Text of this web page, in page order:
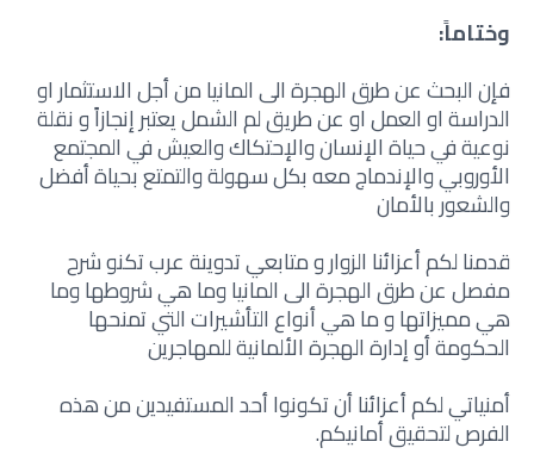
وختاماً:
فإن البحث عن طرق الهجرة الى المانيا من أجل الاستثمار او
الدراسة او العمل او عن طريق لم الشمل يعتبر إنجازاً و نقلة
نوعية في حياة الإنسان والإحتكاك والعيش في المجتمع
الأوروبي والإندماج معه بكل سهولة والتمتع بحياة أفضل
والشعور بالأمان
قدمنا لكم أعزائنا الزوار و متابعي تدوينة عرب تكنو شرح
مفصل عن طرق الهجرة الى المانيا وما هي شروطها وما
هي مميزاتها و ما هي أنواع التأشيرات التي تمنحها
الحكومة أو إدارة الهجرة الألمانية للمهاجرين
أمنياتي لكم أعزائنا أن تكونوا أحد المستفيدين من هذه
الفرص لتحقيق أمانيكم.